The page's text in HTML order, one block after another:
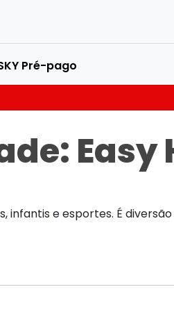
Pré-pago
Easy
infantis e esportes. É